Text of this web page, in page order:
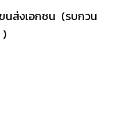
ส่งเอกชน (รบกวน
)